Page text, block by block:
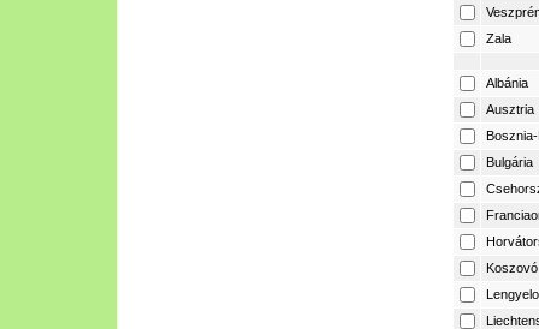
Zala
Albánia
Ausztria
Bulgária
Koszovó